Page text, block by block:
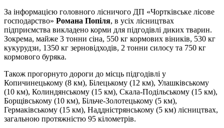
За інформацією головного лісничого ДП «Чортківське лісове
господарство» Романа Попіля, в усіх лісництвах
підприємства викладено корми для підгодівлі диких тварин.
Зокрема, майже 3 тонни сіна, 550 кг кормових віників, 530 кг
кукурудзи, 1350 кг зерновідходів, 2 тонни силосу та 750 кг
кормового буряка.
Також прогорнуто дороги до місць підгодівлі у
Копичинецькому (8 км), Білецькому (12 км), Улашківському
(10 км), Колиндянському (15 км), Скала-Подільському (15 км),
Борщівському (10 км), Більче-Золотецькому (5 км),
Гермаківському (15 км), Наддністрянському (5 км) лісництвах,
загальною протяжністю 95 кілометрів.